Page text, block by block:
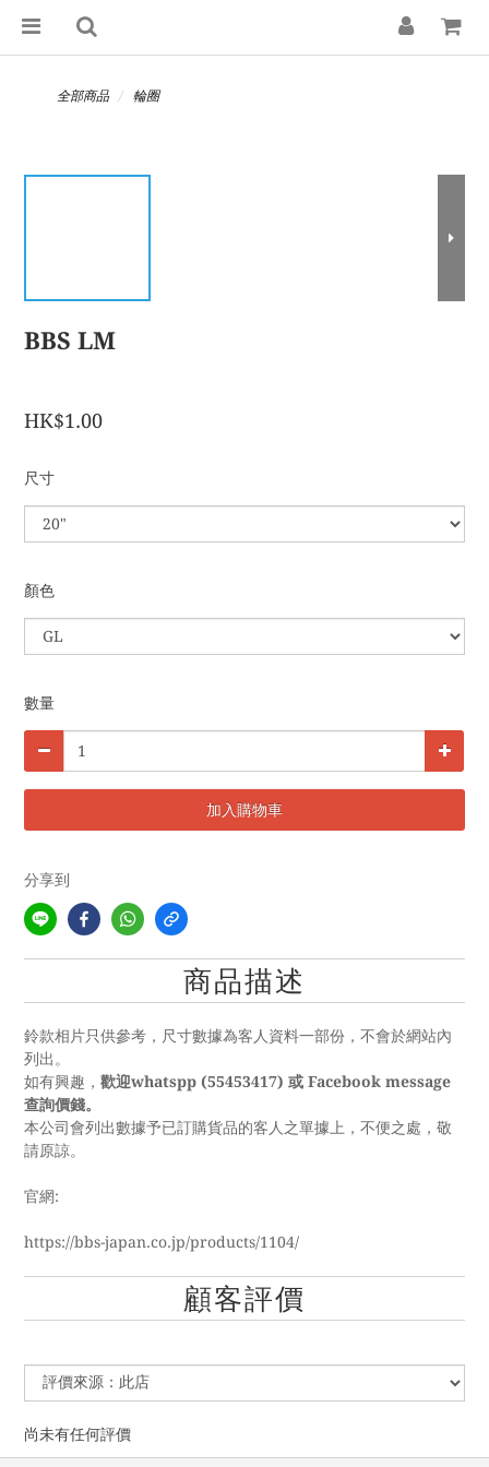
全部商品 輪圈
BBS LM
HK$1.00
尺寸
顏色
數量
加入購物車
分享到
商品描述
鈴款相片只供參考，尺寸數據為客人資料一部份，不會於網站內
列出。
如有興趣， 歡迎whatspp (55453417) 或 Facebook message
查詢價錢。
本公司會列出數據予已訂購貨品的客人之單據上，不便之處，敬
請原諒。
官網:
https://bbs-japan.co.jp/products/1104/
顧客評價
尚未有任何評價